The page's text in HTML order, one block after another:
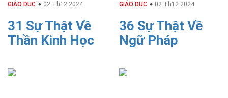
GIÁO DỤC 02 Th12 2024
31 Sự Thật Về
Thần Kinh Học
GIÁO DỤC 02 Th12 2024
36 Sự Thật Về
Ngữ Pháp